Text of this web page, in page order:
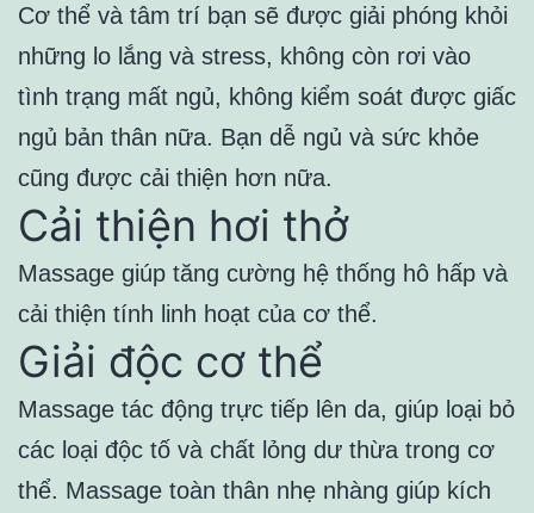
Cơ thể và tâm trí bạn sẽ được giải phóng khỏi
những lo lắng và stress, không còn rơi vào
tình trạng mất ngủ, không kiểm soát được giấc
ngủ bản thân nữa. Bạn dễ ngủ và sức khỏe
cũng được cải thiện hơn nữa.
Cải thiện hơi thở
Massage giúp tăng cường hệ thống hô hấp và
cải thiện tính linh hoạt của cơ thể.
Giải độc cơ thể
Massage tác động trực tiếp lên da, giúp loại bỏ
các loại độc tố và chất lỏng dư thừa trong cơ
thể. Massage toàn thân nhẹ nhàng giúp kích